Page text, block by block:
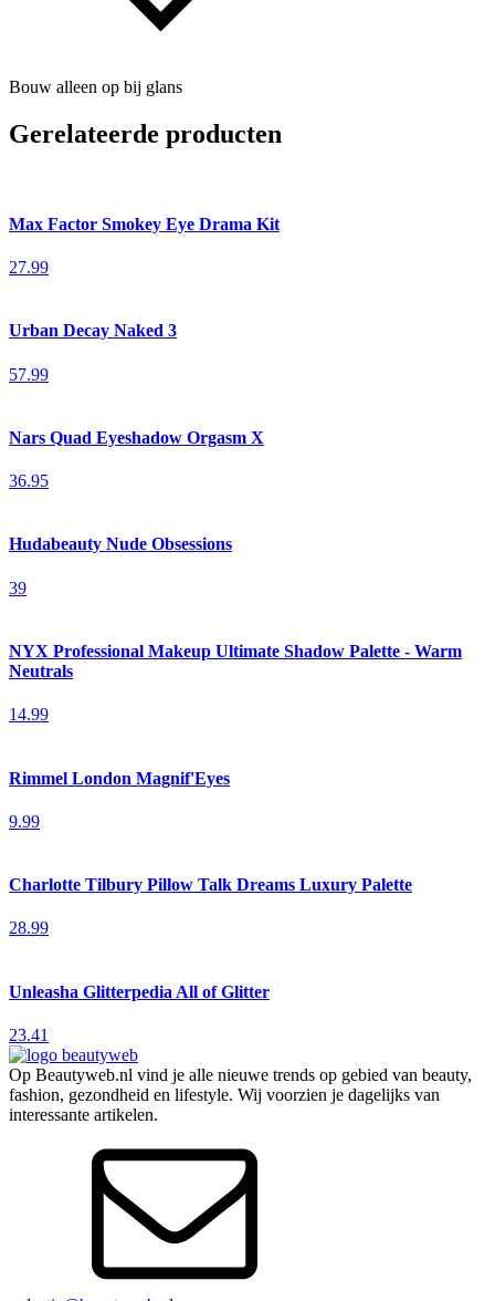
Bouw alleen op bij glans
Gerelateerde producten
Max Factor Smokey Eye Drama Kit
27.99
Urban Decay Naked 3
57.99
Nars Quad Eyeshadow Orgasm X
36.95
Hudabeauty Nude Obsessions
39
NYX Professional Makeup Ultimate Shadow Palette - Warm
Neutrals
14.99
Rimmel London Magnif'Eyes
9.99
Charlotte Tilbury Pillow Talk Dreams Luxury Palette
28.99
Unleasha Glitterpedia All of Glitter
23.41
Op Beautyweb.nl vind je alle nieuwe trends op gebied van beauty,
fashion, gezondheid en lifestyle. Wij voorzien je dagelijks van
interessante artikelen.